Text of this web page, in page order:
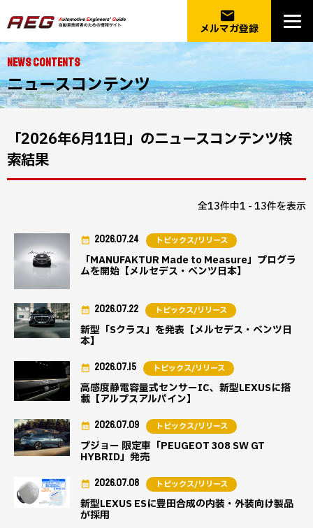
email
メルマガ登録
NEWS CONTENTS
ニュースコンテンツ
「2026年6月11日」のニュースコンテンツ検
索結果
全13件中1 - 13件を表示
「MANUFAKTUR Made to Measure」プログラ
ムを開始【メルセデス・ベンツ日本】
2026.07.24 トピックス/リリース
新型「Sクラス」を発表【メルセデス・ベンツ日
本】
2026.07.22 トピックス/リリース
高感度静電容量式センサーIC、新型LEXUSに搭
載【アルプスアルパイン】
2026.07.15 トピックス/リリース
プジョー 限定車「PEUGEOT 308 SW GT
HYBRID」発売
2026.07.09 トピックス/リリース
新型LEXUS ESに豊田合成の内装・外装向け製品
が採用
2026.07.08 トピックス/リリース